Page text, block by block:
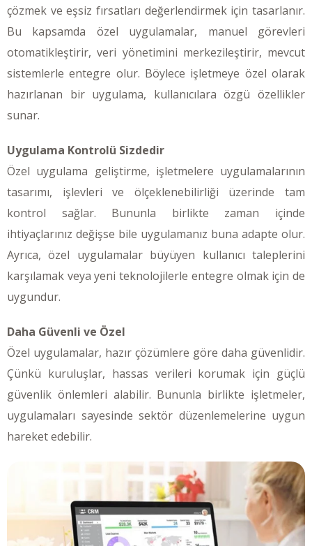
çözmek ve eşsiz fırsatları değerlendirmek için tasarlanır.
Bu kapsamda özel uygulamalar, manuel görevleri
otomatikleştirir, veri yönetimini merkezileştirir, mevcut
sistemlerle entegre olur. Böylece işletmeye özel olarak
hazırlanan bir uygulama, kullanıcılara özgü özellikler
sunar.
Uygulama Kontrolü Sizdedir
Özel uygulama geliştirme, işletmelere uygulamalarının
tasarımı, işlevleri ve ölçeklenebilirliği üzerinde tam
kontrol sağlar. Bununla birlikte zaman içinde
ihtiyaçlarınız değişse bile uygulamanız buna adapte olur.
Ayrıca, özel uygulamalar büyüyen kullanıcı taleplerini
karşılamak veya yeni teknolojilerle entegre olmak için de
uygundur.
Daha Güvenli ve Özel
Özel uygulamalar, hazır çözümlere göre daha güvenlidir.
Çünkü kuruluşlar, hassas verileri korumak için güçlü
güvenlik önlemleri alabilir. Bununla birlikte işletmeler,
uygulamaları sayesinde sektör düzenlemelerine uygun
hareket edebilir.